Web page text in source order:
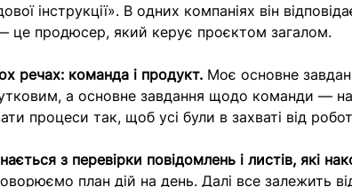
інструкції». В одних компаніях він
це продюсер, який керує проєктом загалом.
речах: команда і продукт. Моє основне
а основне завдання щодо команди —
процеси так, щоб усі були в захваті від
з перевірки повідомлень і листів, які
план дій на день. Далі все залежить